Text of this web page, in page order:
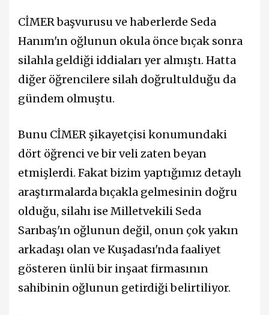
CİMER başvurusu ve haberlerde Seda
Hanım'ın oğlunun okula önce bıçak sonra
silahla geldiği iddiaları yer almıştı. Hatta
diğer öğrencilere silah doğrultulduğu da
gündem olmuştu.
Bunu CİMER şikayetçisi konumundaki
dört öğrenci ve bir veli zaten beyan
etmişlerdi. Fakat bizim yaptığımız detaylı
araştırmalarda bıçakla gelmesinin doğru
olduğu, silahı ise Milletvekili Seda
Sarıbaş'ın oğlunun değil, onun çok yakın
arkadaşı olan ve Kuşadası'nda faaliyet
gösteren ünlü bir inşaat firmasının
sahibinin oğlunun getirdiği belirtiliyor.